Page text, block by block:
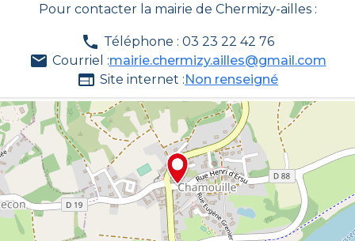
Pour contacter la mairie de Chermizy-ailles:
Téléphone : 03 23 22 42 76
Courriel :mairie.chermizy.ailles@gmail.com
Site internet : Non renseigné